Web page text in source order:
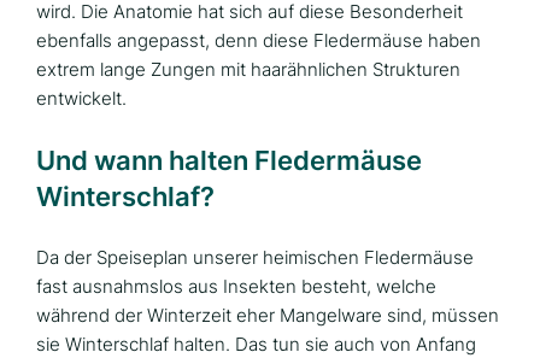
wird. Die Anatomie hat sich auf diese Besonderheit
ebenfalls angepasst, denn diese Fledermäuse haben
extrem lange Zungen mit haarähnlichen Strukturen
entwickelt.
Und wann halten Fledermäuse
Winterschlaf?
Da der Speiseplan unserer heimischen Fledermäuse
fast ausnahmslos aus Insekten besteht, welche
während der Winterzeit eher Mangelware sind, müssen
sie Winterschlaf halten. Das tun sie auch von Anfang